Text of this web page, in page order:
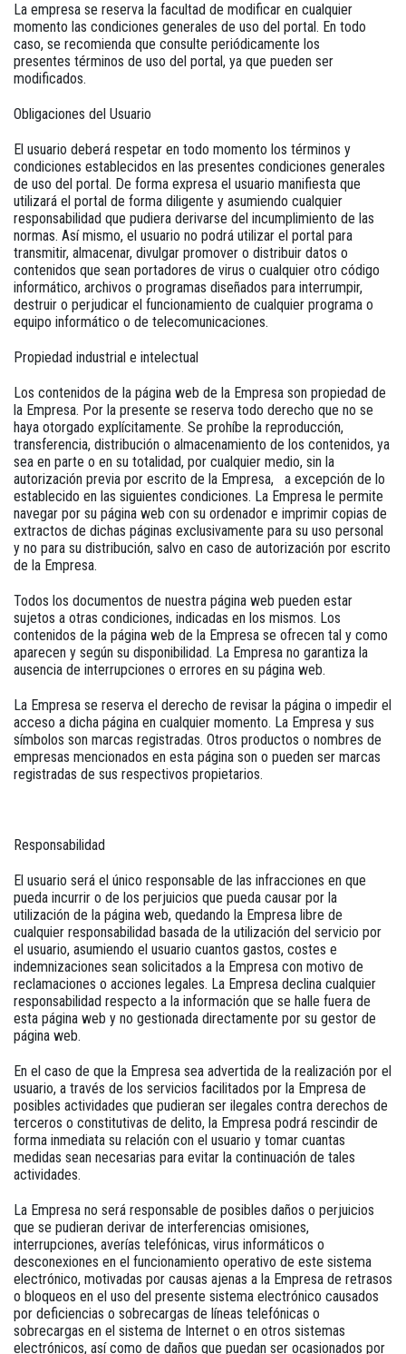
La empresa se reserva la facultad de modificar en cualquier
momento las condiciones generales de uso del portal. En todo
caso, se recomienda que consulte periódicamente los
presentes términos de uso del portal, ya que pueden ser
modificados.
Obligaciones del Usuario
El usuario deberá respetar en todo momento los términos y
condiciones establecidos en las presentes condiciones generales
de uso del portal. De forma expresa el usuario manifiesta que
utilizará el portal de forma diligente y asumiendo cualquier
responsabilidad que pudiera derivarse del incumplimiento de las
normas. Así mismo, el usuario no podrá utilizar el portal para
transmitir, almacenar, divulgar promover o distribuir datos o
contenidos que sean portadores de virus o cualquier otro código
informático, archivos o programas diseñados para interrumpir,
destruir o perjudicar el funcionamiento de cualquier programa o
equipo informático o de telecomunicaciones.
Propiedad industrial e intelectual
Los contenidos de la página web de la Empresa son propiedad de
la Empresa. Por la presente se reserva todo derecho que no se
haya otorgado explícitamente. Se prohíbe la reproducción,
transferencia, distribución o almacenamiento de los contenidos, ya
sea en parte o en su totalidad, por cualquier medio, sin la
autorización previa por escrito de la Empresa, a excepción de lo
establecido en las siguientes condiciones. La Empresa le permite
navegar por su página web con su ordenador e imprimir copias de
extractos de dichas páginas exclusivamente para su uso personal
y no para su distribución, salvo en caso de autorización por escrito
de la Empresa.
Todos los documentos de nuestra página web pueden estar
sujetos a otras condiciones, indicadas en los mismos. Los
contenidos de la página web de la Empresa se ofrecen tal y como
aparecen y según su disponibilidad. La Empresa no garantiza la
ausencia de interrupciones o errores en su página web.
La Empresa se reserva el derecho de revisar la página o impedir el
acceso a dicha página en cualquier momento. La Empresa y sus
símbolos son marcas registradas. Otros productos o nombres de
empresas mencionados en esta página son o pueden ser marcas
registradas de sus respectivos propietarios.
Responsabilidad
El usuario será el único responsable de las infracciones en que
pueda incurrir o de los perjuicios que pueda causar por la
utilización de la página web, quedando la Empresa libre de
cualquier responsabilidad basada de la utilización del servicio por
el usuario, asumiendo el usuario cuantos gastos, costes e
indemnizaciones sean solicitados a la Empresa con motivo de
reclamaciones o acciones legales. La Empresa declina cualquier
responsabilidad respecto a la información que se halle fuera de
esta página web y no gestionada directamente por su gestor de
página web.
En el caso de que la Empresa sea advertida de la realización por el
usuario, a través de los servicios facilitados por la Empresa de
posibles actividades que pudieran ser ilegales contra derechos de
terceros o constitutivas de delito, la Empresa podrá rescindir de
forma inmediata su relación con el usuario y tomar cuantas
medidas sean necesarias para evitar la continuación de tales
actividades.
La Empresa no será responsable de posibles daños o perjuicios
que se pudieran derivar de interferencias omisiones,
interrupciones, averías telefónicas, virus informáticos o
desconexiones en el funcionamiento operativo de este sistema
electrónico, motivadas por causas ajenas a la Empresa de retrasos
o bloqueos en el uso del presente sistema electrónico causados
por deficiencias o sobrecargas de líneas telefónicas o
sobrecargas en el sistema de Internet o en otros sistemas
electrónicos, así como de daños que puedan ser ocasionados por